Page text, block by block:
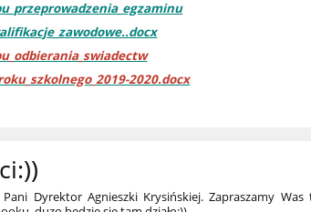
2020.docx
Pani Dyrektor Agnieszki Krysińskiej. Zapraszamy